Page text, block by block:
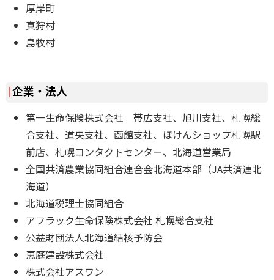
厚岸町
真狩村
島牧村
企業・法人
第一生命保険株式会社 帯広支社、旭川支社、札幌総
合支社、道央支社、函館支社、ほけんショップ札幌駅
前店、札幌コンタクトセンター、北海道営業局
全国共済農業協同組合連合会北海道本部（JA共済連北
海道）
北海道税理士協同組合
アフラック生命保険株式会社 札幌総合支社
公益財団法人北海道結核予防会
恵庭建設株式会社
株式会社アスワン